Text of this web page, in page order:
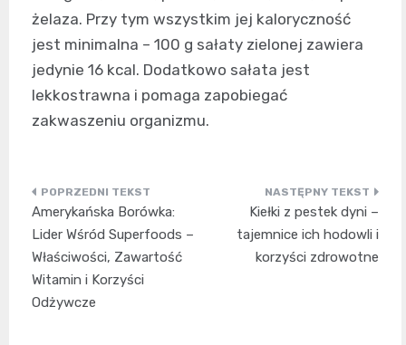
żelaza. Przy tym wszystkim jej kaloryczność
jest minimalna – 100 g sałaty zielonej zawiera
jedynie 16 kcal. Dodatkowo sałata jest
lekkostrawna i pomaga zapobiegać
zakwaszeniu organizmu.
Nawigacja
wpisu
Amerykańska Borówka:
Lider Wśród Superfoods –
Właściwości, Zawartość
Witamin i Korzyści
Odżywcze
Kiełki z pestek dyni –
tajemnice ich hodowli i
korzyści zdrowotne